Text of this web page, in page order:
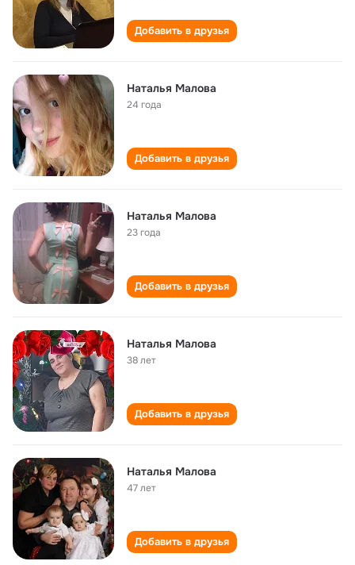
Добавить в друзья
Наталья Малова
24 года
Добавить в друзья
Наталья Малова
23 года
Добавить в друзья
Наталья Малова
38 лет
Добавить в друзья
Наталья Малова
47 лет
Добавить в друзья